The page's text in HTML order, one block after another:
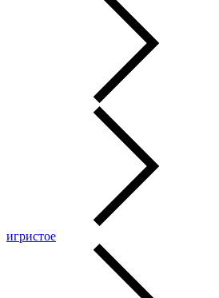
игристое